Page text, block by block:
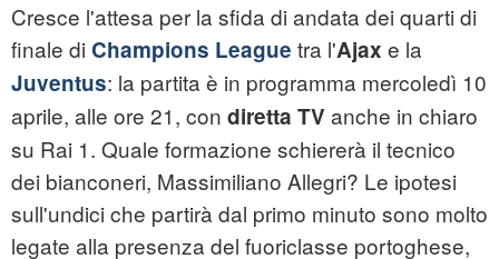
Cresce l'attesa per la sfida di andata dei quarti di
finale di Champions League tra l'Ajax e la
Juventus: la partita è in programma mercoledì 10
aprile, alle ore 21, con diretta TVanche in chiaro
su Rai 1. Quale formazione schiererà il tecnico
dei bianconeri, Massimiliano Allegri? Le ipotesi
sull'undici che partirà dal primo minuto sono molto
legate alla presenza del fuoriclasse portoghese,